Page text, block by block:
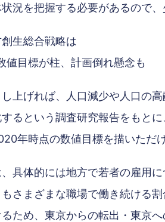
況を把握する必要があるので、
生総合戦略は
値目標が柱、計画倒れ懸念も
上げれば、人口減少や人口の
るという調査研究報告をもと
年時点の数値目標を描いただ
具体的には地方で若者の雇用
さまざまな職場で働き続ける
ため、東京からの転出・東京